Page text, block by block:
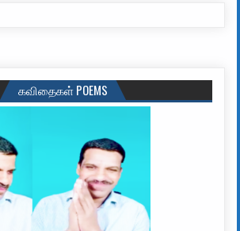
கவிதைகள் POEMS